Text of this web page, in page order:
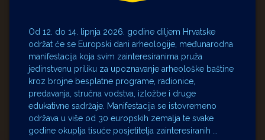
Od 12. do 14. lipnja 2026. godine diljem Hrvatske
održat će se Europski dani arheologije, međunarodna
manifestacija koja svim zainteresiranima pruža
jedinstvenu priliku za upoznavanje arheološke baštine
kroz brojne besplatne programe, radionice,
predavanja, stručna vodstva, izložbe i druge
edukativne sadržaje. Manifestacija se istovremeno
održava u više od 30 europskih zemalja te svake
godine okuplja tisuće posjetitelja zainteresiranih …